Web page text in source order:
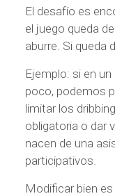
El desafío es
el juego queda
aburre. Si queda
Ejemplo: si en
poco, podemos
limitar los
obligatoria o dar
nacen de una
participativos.
Modificar bien